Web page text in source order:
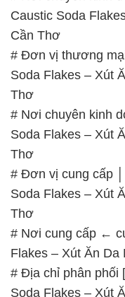
Thơ
# Nơi chuyên kinh
Soda Flakes – Xút
Thơ
# Đơn vị cung cấp │
Soda Flakes – Xút
Thơ
# Nơi cung cấp ←
Flakes – Xút Ăn
# Địa chỉ phân phối
Soda Flakes – Xút
Thơ
# Nhà bán hàng —
Flakes – Xút Ăn Da
# Địa chỉ chuyên